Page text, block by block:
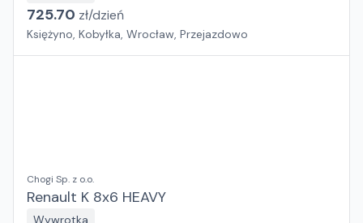
725.70 zł/dzień
Księżyno, Kobyłka, Wrocław, Przejazdowo
Chogi Sp. z o.o.
Renault K 8x6 HEAVY
Wywrotka